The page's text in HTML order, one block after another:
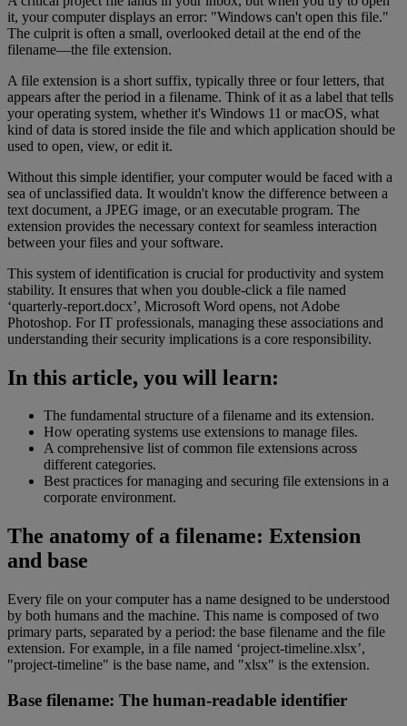
it, your computer displays an error: "Windows can't open this file."
The culprit is often a small, overlooked detail at the end of the
filename—the file extension.
A file extension is a short suffix, typically three or four letters, that
appears after the period in a filename. Think of it as a label that tells
your operating system, whether it's Windows 11 or macOS, what
kind of data is stored inside the file and which application should be
used to open, view, or edit it.
Without this simple identifier, your computer would be faced with a
sea of unclassified data. It wouldn't know the difference between a
text document, a JPEG image, or an executable program. The
extension provides the necessary context for seamless interaction
between your files and your software.
This system of identification is crucial for productivity and system
stability. It ensures that when you double-click a file named
‘quarterly-report.docx’, Microsoft Word opens, not Adobe
Photoshop. For IT professionals, managing these associations and
understanding their security implications is a core responsibility.
In this article, you will learn:
The fundamental structure of a filename and its extension.
How operating systems use extensions to manage files.
A comprehensive list of common file extensions across
different categories.
Best practices for managing and securing file extensions in a
corporate environment.
The anatomy of a filename: Extension
and base
Every file on your computer has a name designed to be understood
by both humans and the machine. This name is composed of two
primary parts, separated by a period: the base filename and the file
extension. For example, in a file named ‘project-timeline.xlsx’,
"project-timeline" is the base name, and "xlsx" is the extension.
Base filename: The human-readable identifier